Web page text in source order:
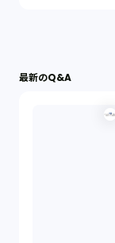
労働問題（33）
最新のQ&A